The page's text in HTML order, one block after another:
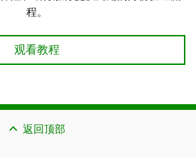
程。
如何在TD App上注册Verified.Me
观看教程
返回顶部